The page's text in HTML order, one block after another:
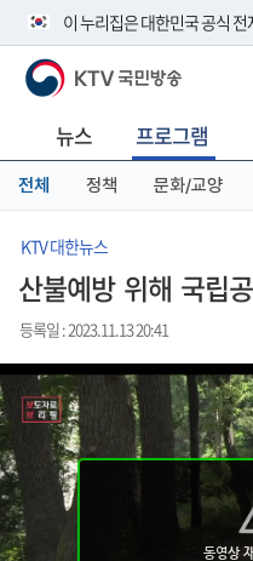
이 누리집은 대한민국 공식
공식 누리집 주소 확인하기
니다.
이밖에 or.kr 또는 .kr등 다른
서 도메인 주소를 확인해 보세요
KTV 국민방송
뉴스 프로그램
전체 정책 문화/교양
KTV 대한뉴스
산불예방 위해 국립
등록일 : 2023.11.13 20:41